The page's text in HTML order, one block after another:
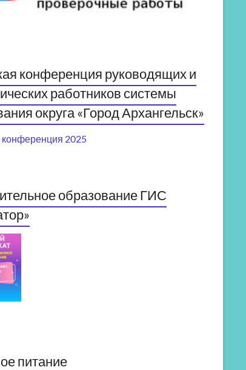
конференция руководящих и
работников системы
округа «Город Архангельск»
конференция 2025
образование ГИС
питание